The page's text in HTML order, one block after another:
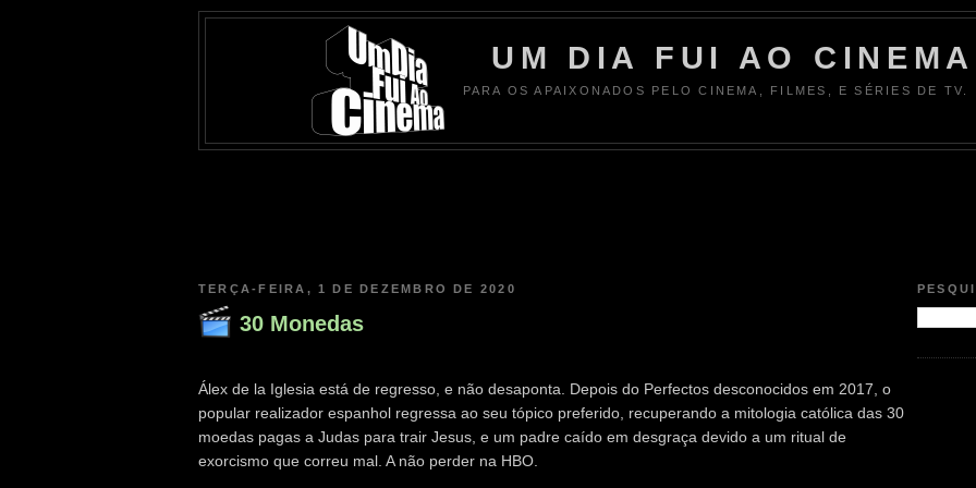
UM DIA FUI AO CINEMA
PARA OS APAIXONADOS PELO CINEMA, FILMES, E SÉRIES DE TV.
TERÇA-FEIRA, 1 DE DEZEMBRO DE 2020
30 Monedas
Álex de la Iglesia está de regresso, e não desaponta. Depois do Perfectos desconocidos em 2017, o
popular realizador espanhol regressa ao seu tópico preferido, recuperando a mitologia católica das 30
moedas pagas a Judas para trair Jesus, e um padre caído em desgraça devido a um ritual de
exorcismo que correu mal. A não perder na HBO.